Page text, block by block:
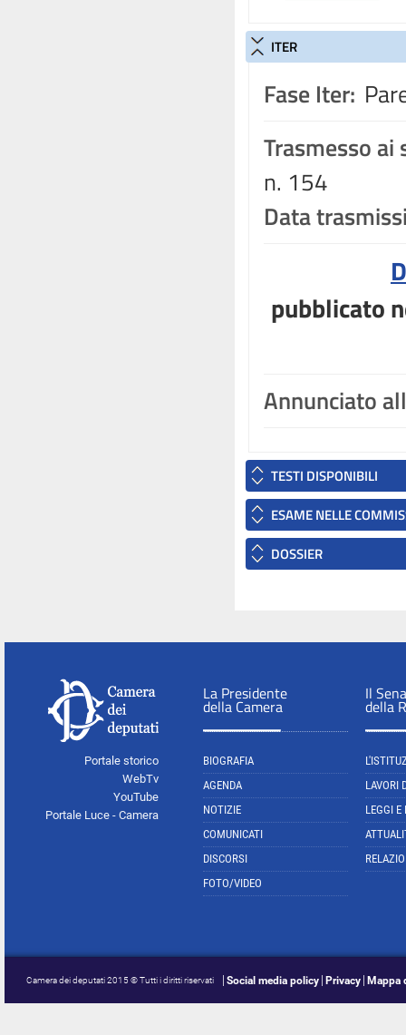
ITER
Fase Iter:
Trasmesso ai
n. 154
Data
pubblicato
Annunciato
TESTI DISPONIBILI
ESAME NELLE
DOSSIER
Portale storico
WebTv
YouTube
Portale Luce - Camera
La Presidente
della Camera
BIOGRAFIA
AGENDA
NOTIZIE
COMUNICATI
DISCORSI
FOTO/VIDEO
Il
della
LAVORI
LEGGI E
Camera dei deputati 2015 © Tutti i diritti riservati Social media policy Privacy Mappa